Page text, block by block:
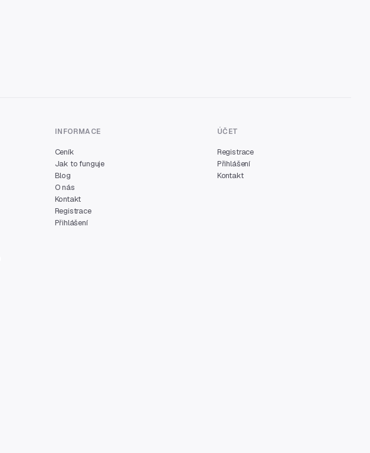
INFORMACE
Ceník
Jak to funguje
Blog
O nás
Kontakt
Registrace
Přihlášení
ÚČET
Registrace
Přihlášení
Kontakt